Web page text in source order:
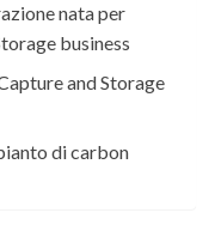
nata per
business
and Storage
di carbon